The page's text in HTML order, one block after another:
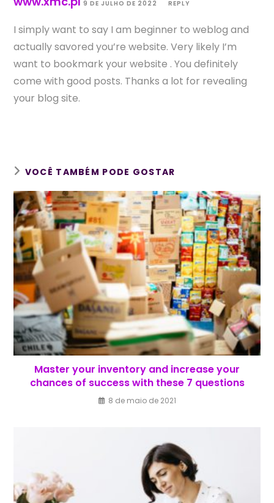
9 DE JULHO DE 2022 REPLY
I simply want to say I am beginner to weblog and
actually savored you’re website. Very likely I’m
want to bookmark your website . You definitely
come with good posts. Thanks a lot for revealing
your blog site.
VOCÊ TAMBÉM PODE GOSTAR
Master your inventory and increase your
chances of success with these 7 questions
8 de maio de 2021